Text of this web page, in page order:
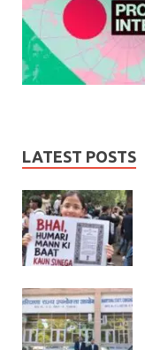
LATEST POSTS